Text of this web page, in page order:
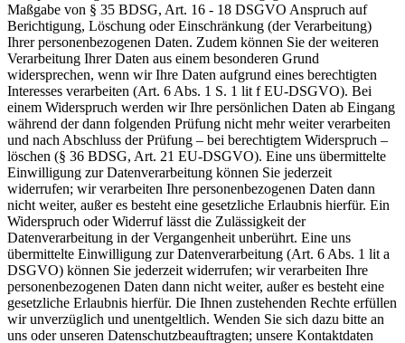
Maßgabe von § 35 BDSG, Art. 16 - 18 DSGVO Anspruch auf
Berichtigung, Löschung oder Einschränkung (der Verarbeitung)
Ihrer personenbezogenen Daten. Zudem können Sie der weiteren
Verarbeitung Ihrer Daten aus einem besonderen Grund
widersprechen, wenn wir Ihre Daten aufgrund eines berechtigten
Interesses verarbeiten (Art. 6 Abs. 1 S. 1 lit f EU-DSGVO). Bei
einem Widerspruch werden wir Ihre persönlichen Daten ab Eingang
während der dann folgenden Prüfung nicht mehr weiter verarbeiten
und nach Abschluss der Prüfung – bei berechtigtem Widerspruch –
löschen (§ 36 BDSG, Art. 21 EU-DSGVO). Eine uns übermittelte
Einwilligung zur Datenverarbeitung können Sie jederzeit
widerrufen; wir verarbeiten Ihre personenbezogenen Daten dann
nicht weiter, außer es besteht eine gesetzliche Erlaubnis hierfür. Ein
Widerspruch oder Widerruf lässt die Zulässigkeit der
Datenverarbeitung in der Vergangenheit unberührt. Eine uns
übermittelte Einwilligung zur Datenverarbeitung (Art. 6 Abs. 1 lit a
DSGVO) können Sie jederzeit widerrufen; wir verarbeiten Ihre
personenbezogenen Daten dann nicht weiter, außer es besteht eine
gesetzliche Erlaubnis hierfür. Die Ihnen zustehenden Rechte erfüllen
wir unverzüglich und unentgeltlich. Wenden Sie sich dazu bitte an
uns oder unseren Datenschutzbeauftragten; unsere Kontaktdaten